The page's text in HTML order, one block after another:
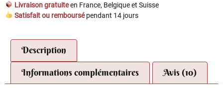
Livraison gratuiteen France, Belgique et Suisse
Satisfait ou remboursépendant 14 jours
Description
Informations complémentaires Avis (10)